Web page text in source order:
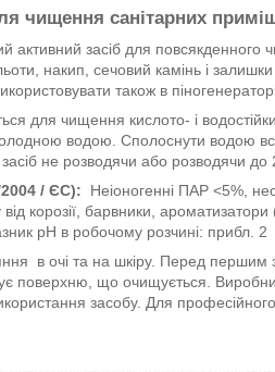
чищення санітарних
активний засіб для повсякденного
накип, сечовий камінь і
також в
для чищення кислото- і
водою. Сполоснути водою
не розводячи або розводячи
/ ЄС): Неіоногенні ПАР <5%,
від корозії, барвники,
pH в робочому розчині: прибл. 2
в очі та на шкіру. Перед першим
поверхню, що очищується.
засобу. Для